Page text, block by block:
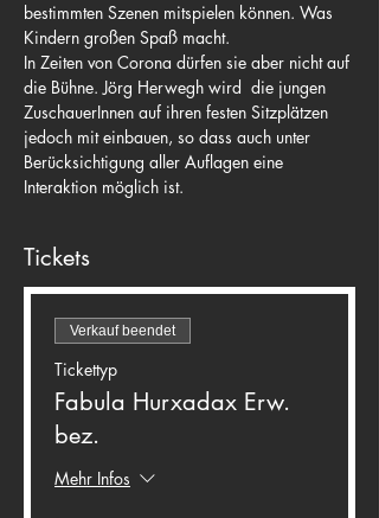
bestimmten Szenen mitspielen können. Was
Kindern großen Spaß macht.
In Zeiten von Corona dürfen sie aber nicht auf
die Bühne. Jörg Herwegh wird  die jungen
ZuschauerInnen auf ihren festen Sitzplätzen
jedoch mit einbauen, so dass auch unter
Berücksichtigung aller Auflagen eine
Interaktion möglich ist.
Tickets
Verkauf beendet
Tickettyp
Fabula Hurxadax Erw.
bez.
Mehr Infos